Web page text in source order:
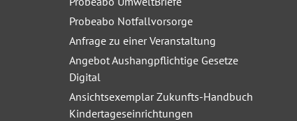
Probeabo Notfallvorsorge
Anfrage zu einer Veranstaltung
Angebot Aushangpflichtige Gesetze
Digital
Ansichtsexemplar Zukunfts-Handbuch
Kindertageseinrichtungen